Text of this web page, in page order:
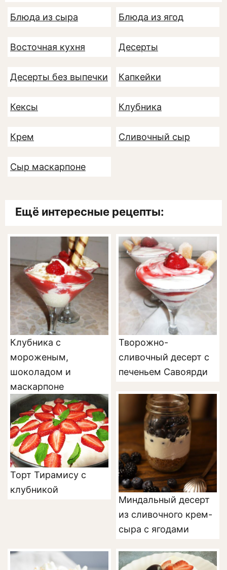
Блюда из сыра Блюда из ягод
Восточная кухня Десерты
Десерты без выпечки Капкейки
Кексы Клубника
Крем Сливочный сыр
Сыр маскарпоне
Ещё интересные рецепты:
Клубника с
мороженым,
шоколадом и
маскарпоне
Творожно-
сливочный десерт с
печеньем Савоярди
Торт Тирамису с
клубникой
Миндальный десерт
из сливочного крем-
сыра с ягодами